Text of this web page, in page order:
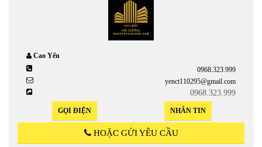
Cao Yến
0968.323.999
yenct110295@gmail.com
0968.323.999
GỌI ĐIỆN NHẮN TIN
HOẶC GỬI YÊU CẦU